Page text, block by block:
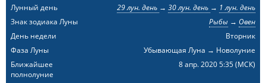
Лунный день
29 лун. день → 30 лун. день → 1 лун. день
Знак зодиака Луны
Рыбы→ Овен
День недели
Вторник
Фаза Луны
Убывающая Луна → Новолуние
Ближайшее
полнолуние
8 апр. 2020 5:35(МСК)